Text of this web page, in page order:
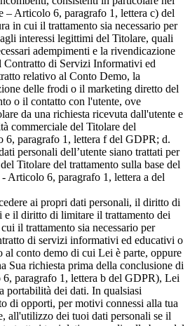
– Articolo 6, paragrafo 1, lettera c) del
in cui il trattamento sia necessario per
interessi legittimi del Titolare, quali
adempimenti e la rivendicazione
di Servizi Informativi ed
relativo al Conto Demo, la
delle frodi o il marketing diretto del
o il contatto con l'utente, ove
da una richiesta ricevuta dall'utente e
commerciale del Titolare del
6, paragrafo 1, lettera f del GDPR; d.
personali dell’utente siano trattati per
Titolare del trattamento sulla base del
- Articolo 6, paragrafo 1, lettera a del
ai propri dati personali, il diritto di
e il diritto di limitare il trattamento dei
il trattamento sia necessario per
di servizi informativi ed educativi o
al conto demo di cui Lei è parte, oppure
Sua richiesta prima della conclusione di
paragrafo 1, lettera b del GDPR), Lei
portabilità dei dati. In qualsiasi
di opporti, per motivi connessi alla tua
all'utilizzo dei tuoi dati personali se il